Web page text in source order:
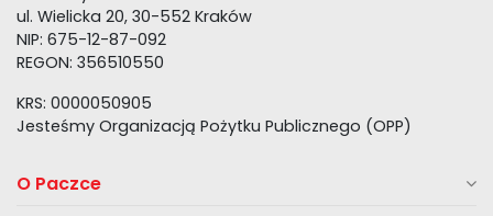
ul. Wielicka 20, 30-552 Kraków
NIP: 675-12-87-092
REGON: 356510550
KRS: 0000050905
Jesteśmy Organizacją Pożytku Publicznego (OPP)
O Paczce